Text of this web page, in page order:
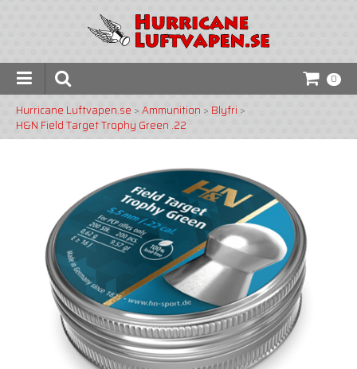
0
Hurricane Luftvapen.se >Ammunition > Blyfri >
H&N Field Target Trophy Green .22